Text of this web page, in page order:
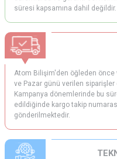
süresi kapsamına dahil değildir.
Atom Bilişim'den öğleden önce
ve Pazar günü verilen
Kampanya dönemlerinde bu
edildiğinde kargo takip
gönderilmektedir.